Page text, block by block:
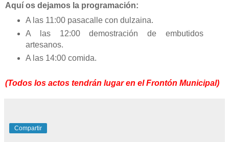
Aquí os dejamos la programación:
A las 11:00 pasacalle con dulzaina.
A las 12:00 demostración de embutidos
artesanos.
A las 14:00 comida.
(Todos los actos tendrán lugar en el Frontón Municipal)
Compartir